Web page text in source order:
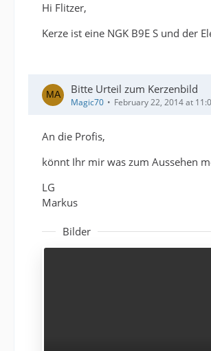
Hi Flitzer,
Kerze ist eine NGK B9E S und der
Bitte Urteil zum Kerzenbild
Magic70 February 22, 2014 at
An die Profis,
könnt Ihr mir was zum Aussehen
LG
Markus
Bilder